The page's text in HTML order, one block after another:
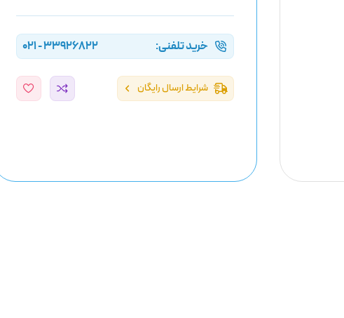
خرید تلفنی: 33926822 - 021
شرایط ارسال رایگان